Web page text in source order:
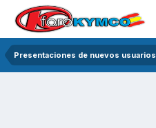
Presentaciones de nuevos usuarios